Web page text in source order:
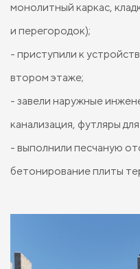
монолитный каркас,
и перегородок);
- приступили к
втором этаже;
- завели наружные
канализация, футляры
- выполнили песчаную
бетонирование плиты